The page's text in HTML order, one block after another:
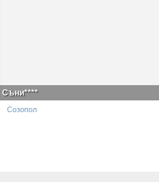
Съни****
Созопол